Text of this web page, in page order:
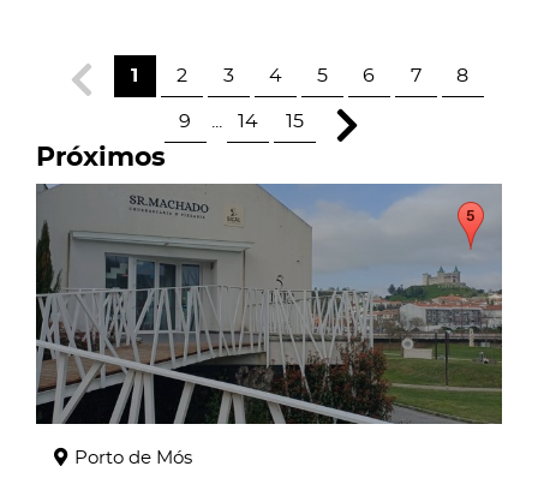
1 2 3 4 5 6 7 8
9 14 15
Próximos
page
Porto de Mós